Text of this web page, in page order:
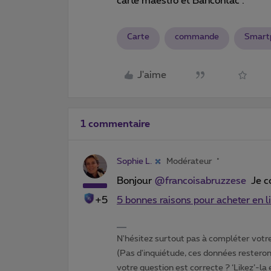
Carte commande
J'aime
1 commentaire
+5
Sophie L. Modérateur
Bonjour ​ @francoisabruzzese Je
5 bonnes raisons pour acheter en
N'hésitez surtout pas à compléter
(Pas d'inquiétude, ces données
votre question est correcte ? ‘Likez’-la